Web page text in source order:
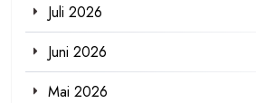
Juli 2026
Juni 2026
Mai 2026